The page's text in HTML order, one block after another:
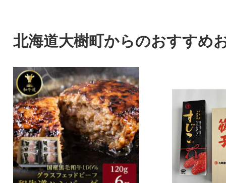
北海道大樹町からのおすすめ